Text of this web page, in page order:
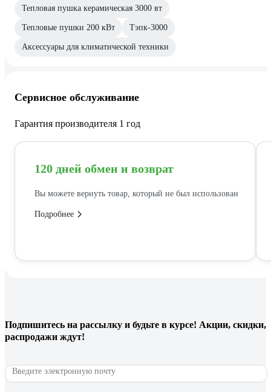
Тепловая пушка керамическая 3000 вт
Тепловые пушки 200 кВт Тэпк-3000
Аксессуары для климатической техники
Сервисное обслуживание
Гарантия производителя 1 год
120 дней обмен и возврат
Вы можете вернуть товар, который не был использован
Подробнее
Подпишитесь на рассылку и будьте в курсе! Акции, скидки,
распродажи ждут!